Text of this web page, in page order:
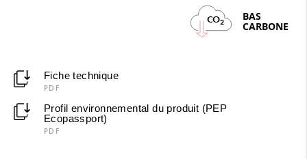
CO2 BAS
CARBONE
Fiche technique
PDF
Profil environnemental du produit (PEP
Ecopassport)
PDF